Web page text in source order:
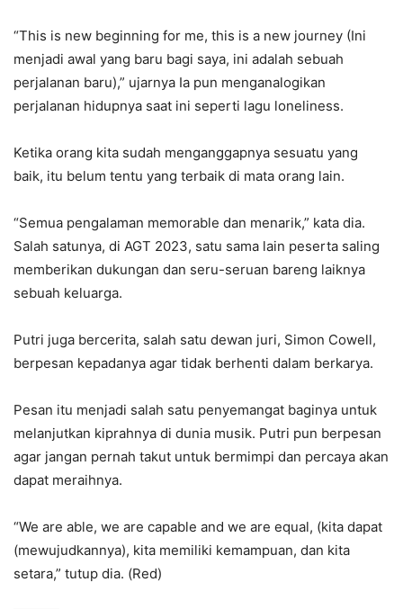
“This is new beginning for me, this is a new journey (Ini
menjadi awal yang baru bagi saya, ini adalah sebuah
perjalanan baru),” ujarnya Ia pun menganalogikan
perjalanan hidupnya saat ini seperti lagu loneliness.
Ketika orang kita sudah menganggapnya sesuatu yang
baik, itu belum tentu yang terbaik di mata orang lain.
“Semua pengalaman memorable dan menarik,” kata dia.
Salah satunya, di AGT 2023, satu sama lain peserta saling
memberikan dukungan dan seru-seruan bareng laiknya
sebuah keluarga.
Putri juga bercerita, salah satu dewan juri, Simon Cowell,
berpesan kepadanya agar tidak berhenti dalam berkarya.
Pesan itu menjadi salah satu penyemangat baginya untuk
melanjutkan kiprahnya di dunia musik. Putri pun berpesan
agar jangan pernah takut untuk bermimpi dan percaya akan
dapat meraihnya.
“We are able, we are capable and we are equal, (kita dapat
(mewujudkannya), kita memiliki kemampuan, dan kita
setara,” tutup dia. (Red)